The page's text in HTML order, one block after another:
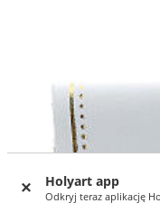
Holyart app
Odkryj teraz aplikację